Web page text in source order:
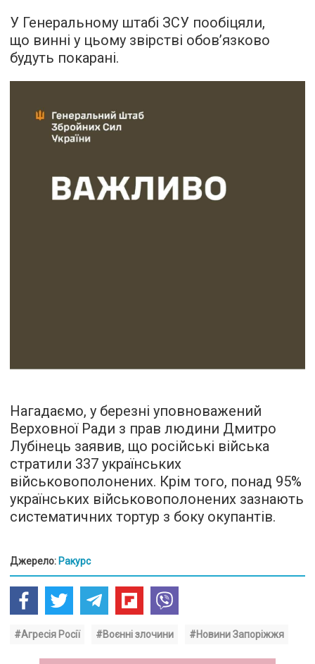
У Генеральному штабі ЗСУ пообіцяли,
що винні у цьому звірстві обов’язково
будуть покарані.
Нагадаємо, у березні уповноважений
Верховної Ради з прав людини Дмитро
Лубінець заявив, що російські війська
стратили 337 українських
військовополонених. Крім того, понад 95%
українських військовополонених зазнають
систематичних тортур з боку окупантів.
Джерело: Ракурс
#Агресія Росії #Воєнні злочини #Новини Запоріжжя